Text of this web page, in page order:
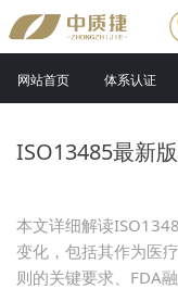
网站首页 体系认证
ISO13485最新
本文详细解读
变化，包括其作为医
则的关键要求、FDA